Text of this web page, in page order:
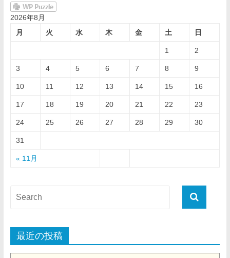
2026年8月
月
火 水 木 金 土 日
« 11月
1 2
3 4 5 6 7 8 9
10 11 12 13 14 15 16
17 18 19 20 21 22 23
24 25 26 27 28 29 30
31
最近の投稿